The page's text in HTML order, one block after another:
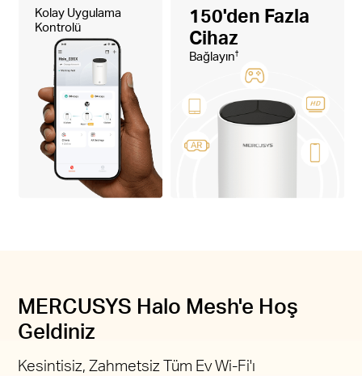
Kolay Uygulama
Kontrolü
150'den Fazla
Cihaz
Bağlayın†
MERCUSYS Halo Mesh'e Hoş
Geldiniz
Kesintisiz, Zahmetsiz Tüm Ev Wi-Fi'ı